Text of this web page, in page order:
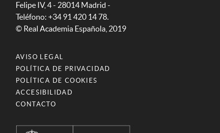
Felipe IV, 4 - 28014 Madrid -
Teléfono: +34 91 420 14 78.
© Real Academia Española, 2019
AVISO LEGAL
POLÍTICA DE PRIVACIDAD
POLÍTICA DE COOKIES
ACCESIBILIDAD
CONTACTO